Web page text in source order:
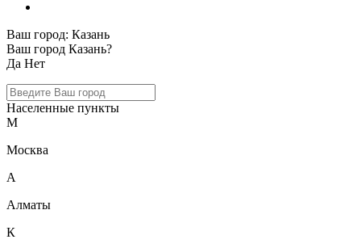
Ваш город: Казань
Ваш город Казань?
Да Нет
Населенные пункты
М
Москва
А
Алматы
К